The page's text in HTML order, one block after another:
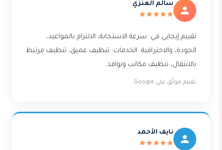
سالم العنزي
★★★★★
تقييم إيجابي في: سرعة الاستجابة، الالتزام بالمواعيد،
الجودة، والاحترافية. الخدمات: تنظيف عميق، تنظيف مرتبط
بالانتقال، تنظيف مكاتب ونوافذ.
تقييم موثّق على Google
نايف الأحمد
★★★★★